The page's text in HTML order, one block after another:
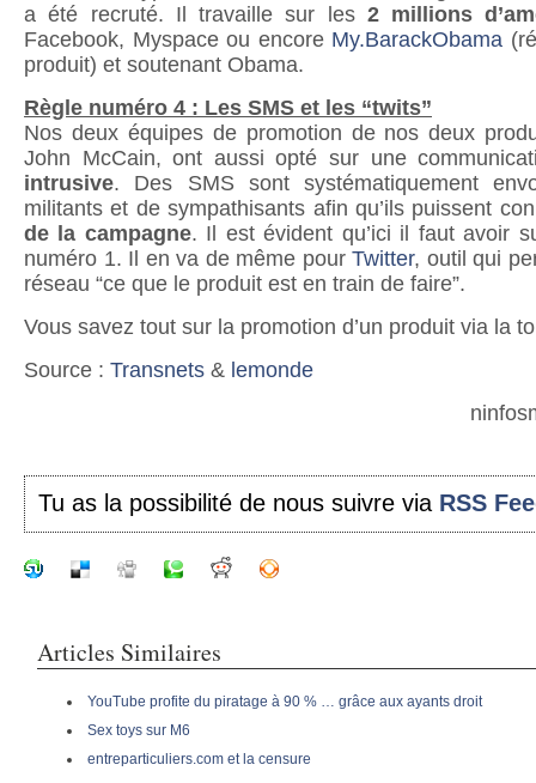
a été recruté. Il travaille sur les 2 millions
Facebook, Myspace ou encore My.BarackObama
produit) et soutenant Obama.
Règle numéro 4 : Les SMS et les “twits”
Nos deux équipes de promotion de nos deux
John McCain, ont aussi opté sur une
intrusive. Des SMS sont systématiquement
militants et de sympathisants afin qu’ils puissent
de la campagne. Il est évident qu’ici il faut avoir
numéro 1. Il en va de même pourTwitter, outil qui
réseau “ce que le produit est en train de faire”.
Vous savez tout sur la promotion d’un produit via la
Source : Transnets & lemonde
Tu as la possibilité de nous suivre via RSS
Articles Similaires
YouTube profite du piratage à 90 % … grâce aux ayants droit
Sex toys sur M6
entreparticuliers.com et la censure